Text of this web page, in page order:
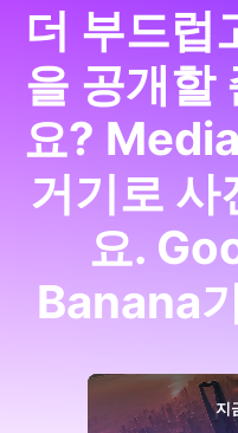
더 부드럽
을 공개할
요?
거기로 사
요.
Banana
지